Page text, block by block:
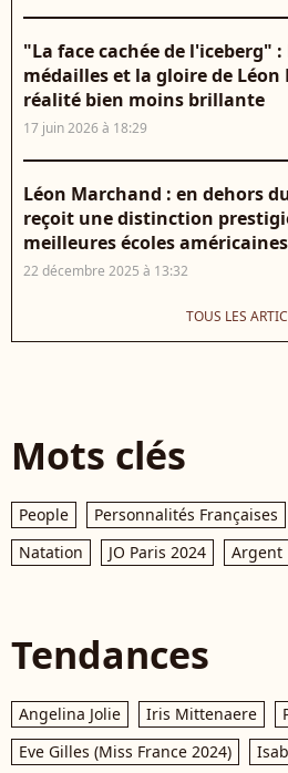
"La face cachée de l'iceberg"
médailles et la gloire de
réalité bien moins brillante
17 juin 2026 à 18:29
Léon Marchand : en dehors
reçoit une distinction
meilleures écoles américaines
22 décembre 2025 à 13:32
TOUS LES
Mots clés
People Personnalités Françaises
Natation
JO Paris 2024 Argent
Tendances
Angelina Jolie Iris Mittenaere
Eve Gilles (Miss France 2024)